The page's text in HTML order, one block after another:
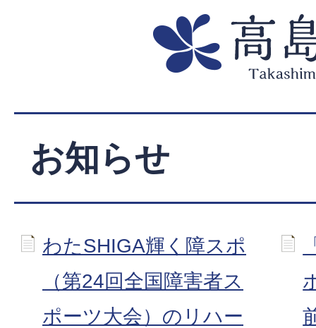
お知らせ
わたSHIGA輝く障スポ
（第24回全国障害者ス
ポーツ大会）のリハー